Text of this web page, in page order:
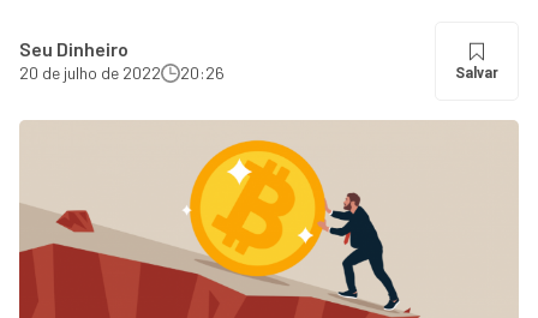
Seu Dinheiro
20 de julho de 2022 20:26 Salvar